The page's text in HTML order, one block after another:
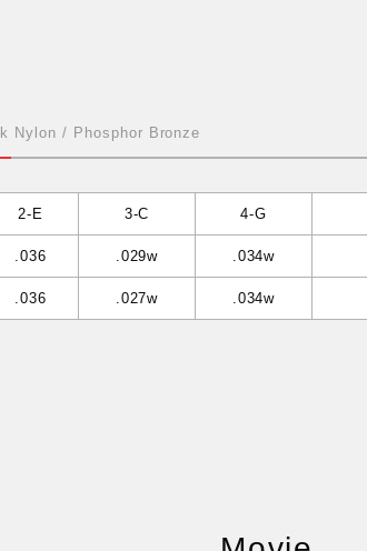
Nylon / Phosphor Bronze
2-E 3-C 4-G
.036 .029w .034w
.036 .027w .034w